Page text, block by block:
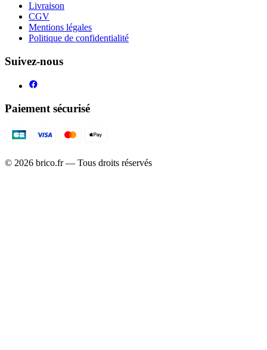
Livraison
CGV
Mentions légales
Politique de confidentialité
Suivez-nous
Paiement sécurisé
© 2026 brico.fr — Tous droits réservés